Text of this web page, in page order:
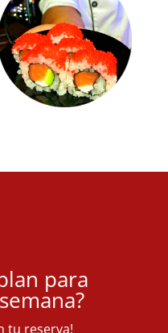
para
tu reserva!